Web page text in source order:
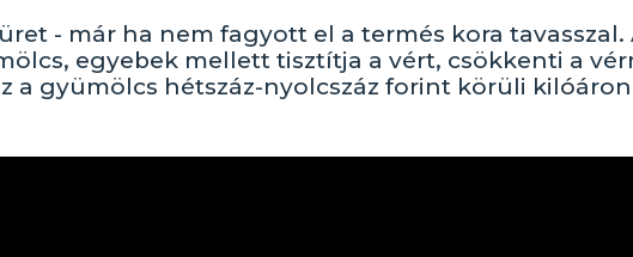
- már ha nem fagyott el a termés kora tavasszal.
egyebek mellett tisztítja a vért, csökkenti a
a gyümölcs hétszáz-nyolcszáz forint körüli